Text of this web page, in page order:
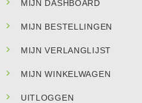
MIJN DASHBOARD
MIJN BESTELLINGEN
MIJN VERLANGLIJST
MIJN WINKELWAGEN
UITLOGGEN